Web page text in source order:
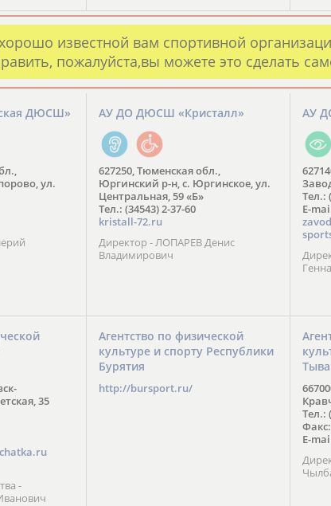
известной вам спортивной
пожалуйста,вы можете это сделать
ДЮСШ»
ул.
АУ ДО ДЮСШ «Кристалл»
627250, Тюменская обл.,
Юргинский р-н, с. Юргинское, ул.
Центральная, 59 «Б»
Тел.: (34543) 2-37-60
kristall-72.ru
Директор - ЛОПАРЕВ Денис
Владимирович
АУ
Тел.:
​E-
35
-
Агентство по физической
культуре и спорту Республики
Бурятия
http://bursport.ru/
Тыва
Тел.:
E-